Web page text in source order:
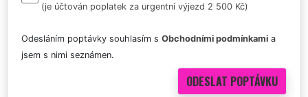
(je účtován poplatek za urgentní výjezd 2 500 Kč)
Odesláním poptávky souhlasím s Obchodními podmínkami a
jsem s nimi seznámen.